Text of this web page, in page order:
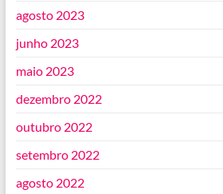
agosto 2023
junho 2023
maio 2023
dezembro 2022
outubro 2022
setembro 2022
agosto 2022